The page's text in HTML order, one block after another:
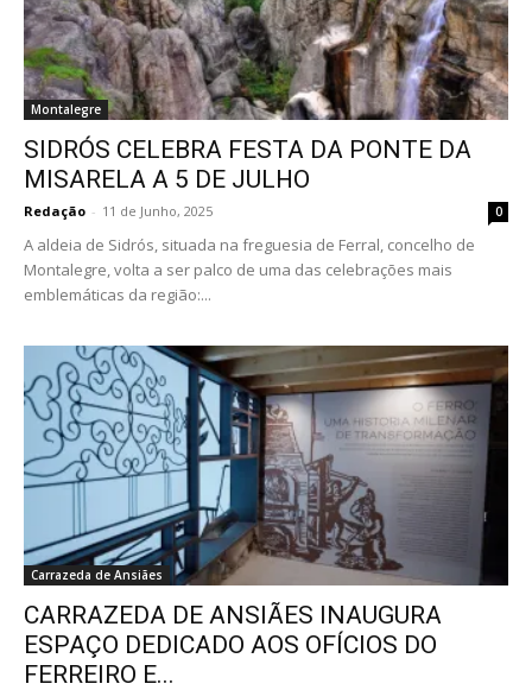
Montalegre
SIDRÓS CELEBRA FESTA DA PONTE DA
MISARELA A 5 DE JULHO
Redação - 11 de Junho, 2025 0
A aldeia de Sidrós, situada na freguesia de Ferral, concelho de
Montalegre, volta a ser palco de uma das celebrações mais
emblemáticas da região:...
Carrazeda de Ansiães
CARRAZEDA DE ANSIÃES INAUGURA
ESPAÇO DEDICADO AOS OFÍCIOS DO
FERREIRO E...